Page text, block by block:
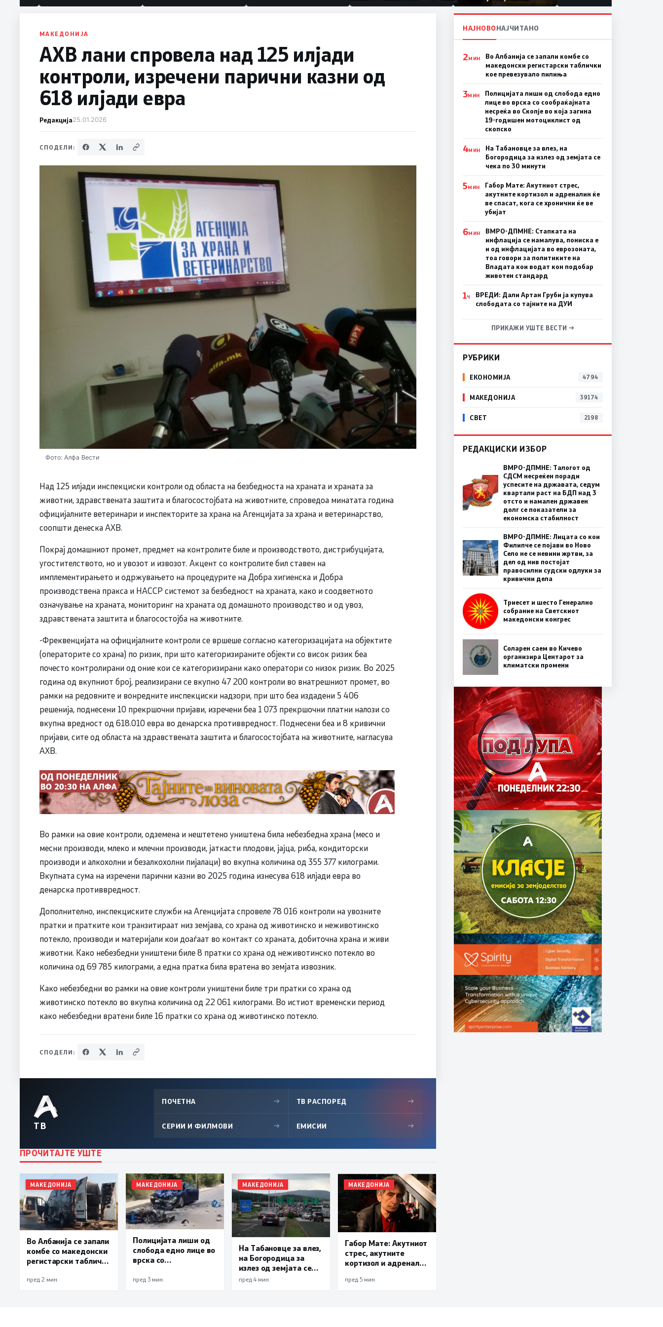
половина тунел во слепа
првачиња помалку
МАКЕДОНИЈА
АХВ лани спровела над 125 илјади
контроли, изречени парични казни од
618 илјади евра
Редакција25.01.2026
СПОДЕЛИ:
Фото: Алфа Вести
Над 125 илјади инспекциски контроли од областа на безбедноста на храната и храната за
животни, здравствената заштита и благосостојбата на животните, спроведоа минатата година
официјалните ветеринари и инспекторите за храна на Агенцијата за храна и ветеринарство,
соопшти денеска АХВ.
Покрај домашниот промет, предмет на контролите биле и производството, дистрибуцијата,
угостителството, но и увозот и извозот. Акцент со контролите бил ставен на
имплементирањето и одржувањето на процедурите на Добра хигиенска и Добра
производствена пракса и НАССР системот за безбедност на храната, како и соодветното
означување на храната, мониторинг на храната од домашното производство и од увоз,
здравствената заштита и благосостојба на животните.
-Фреквенцијата на официјалните контроли се вршеше согласно категоризацијата на објектите
(операторите со храна) по ризик, при што категоризираните објекти со висок ризик беа
почесто контролирани од оние кои се категоризирани како оператори со низок ризик. Во 2025
година од вкупниот број, реализирани се вкупно 47 200 контроли во внатрешниот промет, во
рамки на редовните и вонредните инспекциски надзори, при што беа издадени 5 406
решенија, поднесени 10 прекршочни пријави, изречени беа 1 073 прекршочни платни налози со
вкупна вредност од 618.010 евра во денарска противвредност. Поднесени беа и 8 кривични
пријави, сите од областа на здравствената заштита и благосостојбата на животните, нагласува
АХВ.
Во рамки на овие контроли, одземена и нештетено уништена била небезбедна храна (месо и
месни производи, млеко и млечни производи, јаткасти плодови, јајца, риба, кондиторски
производи и алкохолни и безалкохолни пијалаци) во вкупна количина од 355 377 килограми.
Вкупната сума на изречени парични казни во 2025 година изнесува 618 илјади евра во
денарска противвредност.
Дополнително, инспекциските служби на Агенцијата спровеле 78 016 контроли на увозните
пратки и пратките кои транзитираат низ земјава, со храна од животинско и неживотинско
потекло, производи и материјали кои доаѓаат во контакт со храната, добиточна храна и живи
животни. Како небезбедни уништени биле 8 пратки со храна од неживотинско потекло во
количина од 69 785 килограми, а една пратка била вратена во земјата извозник.
Како небезбедни во рамки на овие контроли уништени биле три пратки со храна од
животинско потекло во вкупна количина од 22 061 килограми. Во истиот временски период
како небезбедни вратени биле 16 пратки со храна од животинско потекло.
СПОДЕЛИ:
ТВ
ПОЧЕТНА → ТВ РАСПОРЕД →
СЕРИИ И ФИЛМОВИ → ЕМИСИИ →
ПРОЧИТАЈТЕ УШТЕ
МАКЕДОНИЈА
Во Албанија се запали
комбе со македонски
регистарски таблички
пилиња
пред 2 мин.
МАКЕДОНИЈА
Полицијата лиши од
слобода едно лице во
врска со
несреќа во Скопје во
пред 3 мин.
МАКЕДОНИЈА
На Табановце за влез,
на Богородица за
излез од земјата се
чека по 30 минути
пред 4 мин.
МАКЕДОНИЈА
Габор Мате: Акутниот
стрес, акутните
кортизол и адреналин
хронични ќе ве убијат
пред 5 мин.
НАЈНОВОНАЈЧИТАНО
2МИН
Во Албанија се запали комбе со
македонски регистарски таблички
кое превезувало пилиња
3МИН
Полицијата лиши од слобода едно
лице во врска со сообраќајната
несреќа во Скопје во која загина
19-годишен мотоциклист од
скопско
4МИН
На Табановце за влез, на
Богородица за излез од земјата се
чека по 30 минути
5МИН
Габор Мате: Акутниот стрес,
акутните кортизол и адреналин ќе
ве спасат, кога се хронични ќе ве
убијат
6МИН
ВМРО-ДПМНЕ: Стапката на
инфлација се намалува, пониска е
и од инфлацијата во еврозоната,
тоа говори за политиките на
Владата кои водат кон подобар
животен стандард
1Ч
ВРЕДИ: Дали Артан Груби ја купува
слободата со тајните на ДУИ
ПРИКАЖИ УШТЕ ВЕСТИ →
РУБРИКИ
ЕКОНОМИЈА 4794
МАКЕДОНИЈА 39174
СВЕТ 2198
РЕДАКЦИСКИ ИЗБОР
ВМРО-ДПМНЕ: Талогот од
СДСМ несреќен поради
успесите на државата, седум
квартали раст на БДП над 3
отсто и намален државен
долг се показатели за
економска стабилност
ВМРО-ДПМНЕ: Лицата со кои
Филипче се појави во Ново
Село не се невини жртви, за
дел од нив постојат
правосилни судски одлуки за
кривични дела
Триесет и шесто Генерално
собрание на Светскиот
македонски конгрес
Соларен саем во Кичево
организира Центарот за
климатски промени